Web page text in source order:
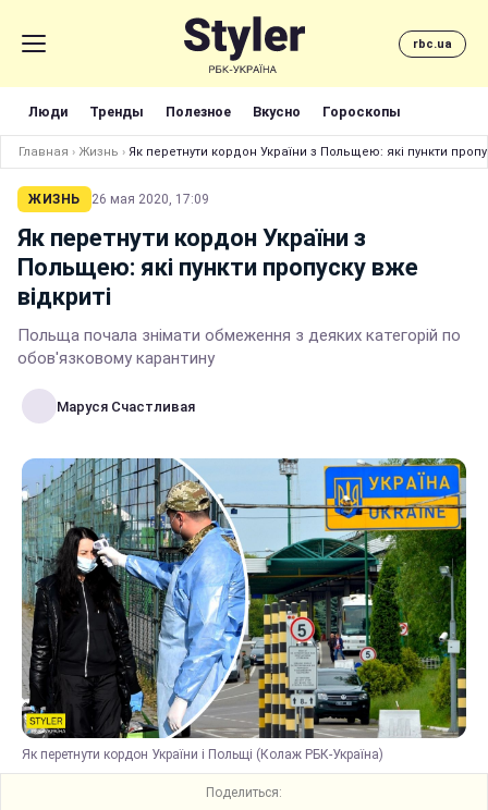
rbc.ua
Люди Тренды Полезное Вкусно Гороскопы
Главная › Жизнь › Як перетнути кордон України з Польщею: які пункти
ЖИЗНЬ 26 мая 2020, 17:09
Як перетнути кордон України з
Польщею: які пункти пропуску вже
відкриті
Польща почала знімати обмеження з деяких категорій по
обов'язковому карантину
Маруся Счастливая
Як перетнути кордон України і Польщі (Колаж РБК-Україна)
Поделиться: